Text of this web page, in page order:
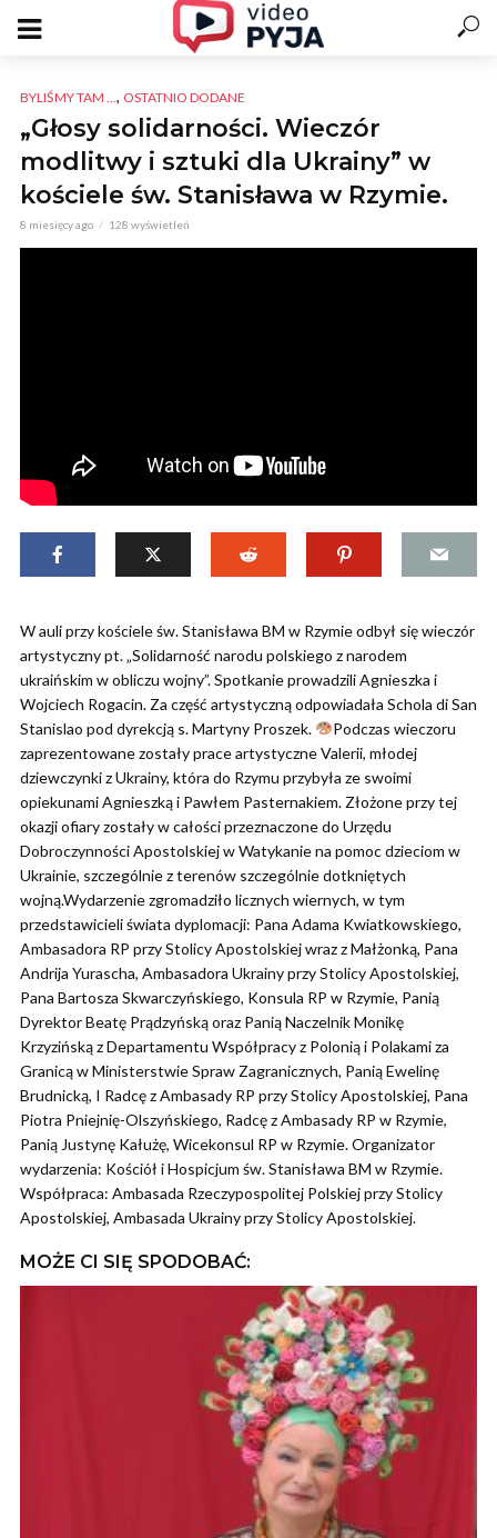
BYLIŚMY TAM ..., OSTATNIO DODANE
„Głosy solidarności. Wieczór
modlitwy i sztuki dla Ukrainy” w
kościele św. Stanisława w Rzymie.
8 miesięcy ago 128 wyświetleń
W auli przy kościele św. Stanisława BM w Rzymie odbył się wieczór
artystyczny pt. „Solidarność narodu polskiego z narodem
ukraińskim w obliczu wojny”. Spotkanie prowadzili Agnieszka i
Wojciech Rogacin. Za część artystyczną odpowiadała Schola di San
Stanislao pod dyrekcją s. Martyny Proszek.
Podczas wieczoru
zaprezentowane zostały prace artystyczne Valerii, młodej
dziewczynki z Ukrainy, która do Rzymu przybyła ze swoimi
opiekunami Agnieszką i Pawłem Pasternakiem. Złożone przy tej
okazji ofiary zostały w całości przeznaczone do Urzędu
Dobroczynności Apostolskiej w Watykanie na pomoc dzieciom w
Ukrainie, szczególnie z terenów szczególnie dotkniętych
wojną.Wydarzenie zgromadziło licznych wiernych, w tym
przedstawicieli świata dyplomacji: Pana Adama Kwiatkowskiego,
Ambasadora RP przy Stolicy Apostolskiej wraz z Małżonką, Pana
Andrija Yurascha, Ambasadora Ukrainy przy Stolicy Apostolskiej,
Pana Bartosza Skwarczyńskiego, Konsula RP w Rzymie, Panią
Dyrektor Beatę Prądzyńską oraz Panią Naczelnik Monikę
Krzyzińską z Departamentu Współpracy z Polonią i Polakami za
Granicą w Ministerstwie Spraw Zagranicznych, Panią Ewelinę
Brudnicką, I Radcę z Ambasady RP przy Stolicy Apostolskiej, Pana
Piotra Pniejnię-Olszyńskiego, Radcę z Ambasady RP w Rzymie,
Panią Justynę Kałużę, Wicekonsul RP w Rzymie. Organizator
wydarzenia: Kościół i Hospicjum św. Stanisława BM w Rzymie.
Współpraca: Ambasada Rzeczypospolitej Polskiej przy Stolicy
Apostolskiej, Ambasada Ukrainy przy Stolicy Apostolskiej.
MOŻE CI SIĘ SPODOBAĆ: